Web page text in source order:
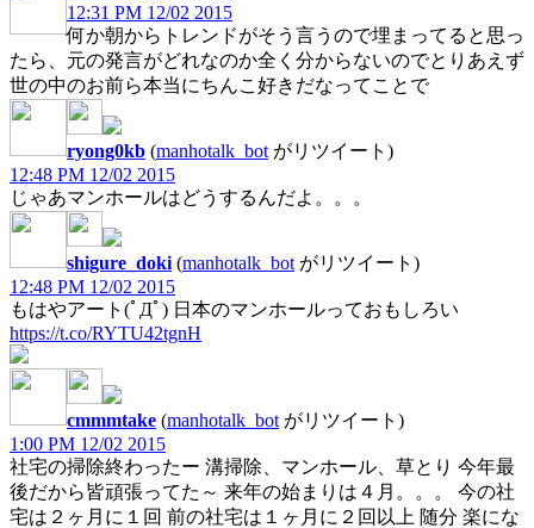
12:31 PM 12/02 2015
何か朝からトレンドがそう言うので埋まってると思っ
たら、元の発言がどれなのか全く分からないのでとりあえず
世の中のお前ら本当にちんこ好きだなってことで
ryong0kb (manhotalk_bot がリツイート)
12:48 PM 12/02 2015
じゃあマンホールはどうするんだよ。。。
shigure_doki (manhotalk_bot がリツイート)
12:48 PM 12/02 2015
もはやアート(ﾟДﾟ) 日本のマンホールっておもしろい
https://t.co/RYTU42tgnH
cmmmtake (manhotalk_bot がリツイート)
1:00 PM 12/02 2015
社宅の掃除終わったー 溝掃除、マンホール、草とり 今年最
後だから皆頑張ってた～ 来年の始まりは４月。。。 今の社
宅は２ヶ月に１回 前の社宅は１ヶ月に２回以上 随分 楽にな